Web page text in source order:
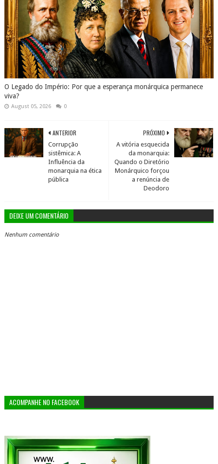
O Legado do Império: Por que a esperança monárquica permanece
viva?
August 05, 2026 0
PRÓXIMO
A vitória esquecida
da monarquia:
Quando o Diretório
Monárquico forçou
a renúncia de
Deodoro
ANTERIOR
Corrupção
sistêmica: A
Influência da
monarquia na ética
pública
DEIXE UM COMENTÁRIO
Nenhum comentário
ACOMPANHE NO FACEBOOK